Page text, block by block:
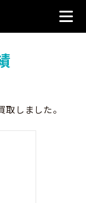
しました。